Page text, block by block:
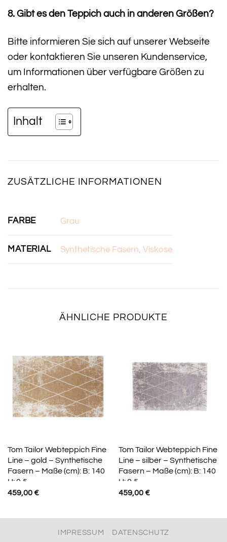
8. Gibt es den Teppich auch in anderen Größen?
Bitte informieren Sie sich auf unserer Webseite
oder kontaktieren Sie unseren Kundenservice,
um Informationen über verfügbare Größen zu
erhalten.
Inhalt
ZUSÄTZLICHE INFORMATIONEN
FARBE Grau
MATERIAL Synthetische Fasern, Viskose
ÄHNLICHE PRODUKTE
Tom Tailor Webteppich Fine
Line – gold – Synthetische
Fasern – Maße (cm): B: 140
H: 0,5
459,00€
Tom Tailor Webteppich Fine
Line – silber – Synthetische
Fasern – Maße (cm): B: 140
H: 0,5
459,00€
IMPRESSUM DATENSCHUTZ